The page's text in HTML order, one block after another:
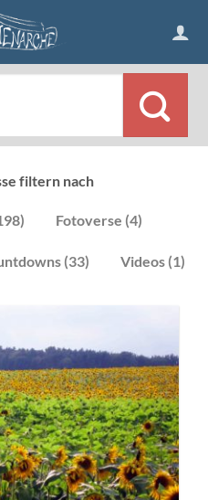
filtern nach
Fotoverse (4)
(33) Videos (1)